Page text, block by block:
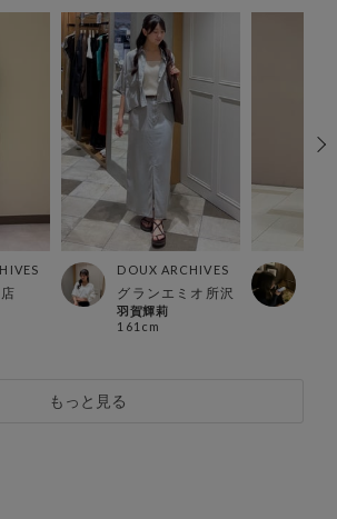
DOUX ARCHIVES
グランエミオ所沢
羽賀輝莉
161cm
もっと見る